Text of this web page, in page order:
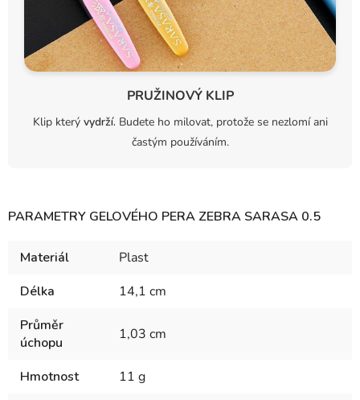
PRUŽINOVÝ KLIP
Klip který vydrží. Budete ho milovat, protože se nezlomí ani
častým používáním.
PARAMETRY GELOVÉHO PERA ZEBRA SARASA 0.5
Materiál
Plast
Délka
14,1 cm
Průměr
úchopu
1,03 cm
Hmotnost
11 g